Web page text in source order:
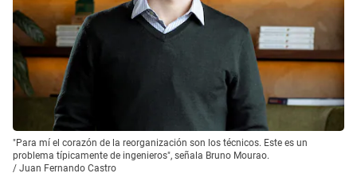
"Para mí el corazón de la reorganización son los técnicos. Este es un
problema típicamente de ingenieros", señala Bruno Mourao.
/ Juan Fernando Castro